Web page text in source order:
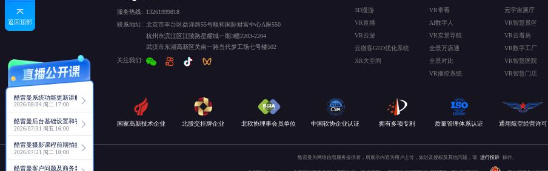
返回顶部
酷雷曼系统功能更新讲解
2026/08/04 周二 17:00
酷雷曼后台基础设置和视角功能详解
2026/07/31 周五 16:00
酷雷曼摄影课程前期拍摄讲解
2026/07/21 周二 10:00
酷雷曼客户问题及商务老师回复分享
服务热线:
13261999818
联系地址: 北京市丰台区益泽路55号顺和国际财富中心A座550
杭州市滨江区江陵路星耀城一期3幢2203-2204
武汉市东湖高新区关南一路当代梦工场七号楼502
关注我们:
3D漫游
VR直播
VR云游
云微客GEO优化系统
XR大空间
VR带看
AI数字人
VR实景导航
全景万店通
全景对比
VR播控系统
元宇宙展厅
VR智慧景区
VR云看房
VR数字工厂
VR智慧医院
VR智慧门店
国家高新技术企业 北股交挂牌企业 北软协理事会员单位 中国软协企业认证 拥有多项专利 质量管理体系认证 通用航空经营许可
酷雷曼为网络信息服务提供者，所展示内容为用户上传，如涉及侵权及其他问题，请 进行投诉 操作。